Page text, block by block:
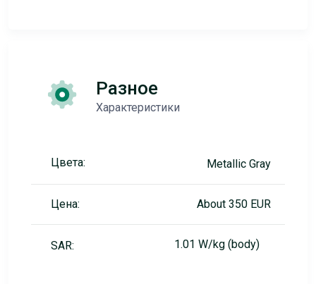
Разное
Характеристики
Цвета: Metallic Gray
Цена: About 350 EUR
SAR: 1.01 W/kg (body)